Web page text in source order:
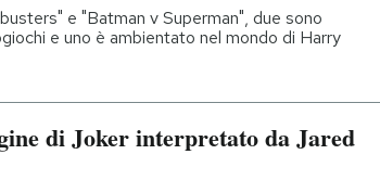
e "Batman v Superman", due sono
e uno è ambientato nel mondo di Harry
di Joker interpretato da Jared